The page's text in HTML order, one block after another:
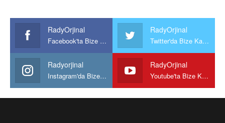
RadyOrjinal
Facebook'ta Bize Katılın
RadyOrjinal
Twitter'da Bize Katılın
Radyorjinal
Instagram'da Bize katılın
RadyOrjinal
Youtube'ta Bize Katılın